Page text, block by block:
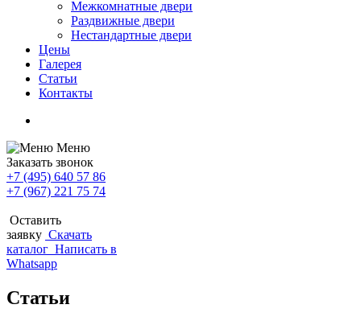
Межкомнатные двери
Раздвижные двери
Нестандартные двери
Цены
Галерея
Статьи
Контакты
Меню
Заказать звонок
+7 (495) 640 57 86
+7 (967) 221 75 74
Оставить
заявку Скачать
каталог Написать в
Whatsapp
Статьи